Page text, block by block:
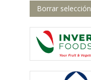
Borrar selección